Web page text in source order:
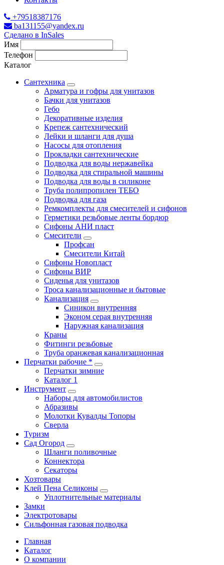
+79518387176
ba131155@yandex.ru
Сделано в InSales
Имя
Телефон
Каталог
Сантехника
Арматура и гофры для унитазов
Бачки для унитазов
Гебо
Декоративные изделия
Крепеж сантехнический
Лейки и шланги для душа
Насосы для отопления
Прокладки сантехнические
Подводка для воды нержавейка
Подводка для стиральной машины
Подводка для воды в силиконе
Труба полипропилен ТЕБО
Подводка для газа
Ремкомплекты для смесителей и сифонов
Герметики резьбовые ленты бордюр
Сифоны АНИ пласт
Смесители
Профсан
Смесители Китай
Сифоны Новопласт
Сифоны ВИР
Сиденья для унитазов
Троса канализационные и бытовые
Канализация
Синикон внутренняя
Эконом серая внутренняя
Наружная канализация
Краны
Фитинги резьбовые
Труба оранжевая канализационная
Перчатки рабочие *
Перчатки зимние
Каталог 1
Инструмент
Наборы для автомобилистов
Абразивы
Молотки Кувалды Топоры
Сверла
Туризм
Сад Огород
Шланги поливочные
Коннектора
Секаторы
Хозтовары
Клей Пена Селиконы
Уплотнительные материалы
Замки
Электротовары
Сильфонная газовая подводка
Главная
Каталог
О компании